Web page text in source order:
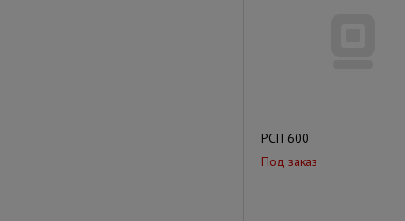
РСП 600
Под заказ